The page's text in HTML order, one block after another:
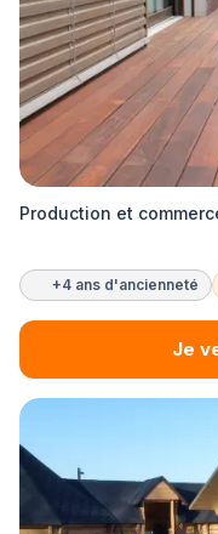
Production et
+4 ans d'ancienneté
Je